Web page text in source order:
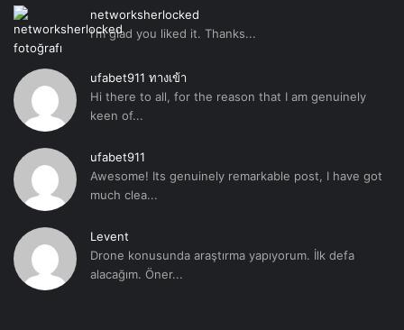
networksherlocked
I'm glad you liked it. Thanks...
ufabet911 ทางเข้า
Hi there to all, for the reason that I am genuinely
keen of...
ufabet911
Awesome! Its genuinely remarkable post, I have got
much clea...
Levent
Drone konusunda araştırma yapıyorum. İlk defa
alacağım. Öner...